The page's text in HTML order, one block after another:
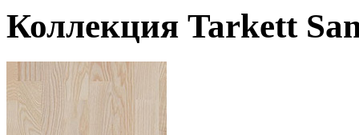
Коллекция Tarkett